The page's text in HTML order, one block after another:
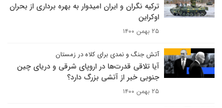
ترکیه نگران و ایران امیدوار به بهره برداری از بحران
اوکراین
۲۵ بهمن ۱۴۰۰
آتش جنگ و نمدی برای کلاه در زمستان
آیا تلاقی قدرت‌ها در اروپای شرقی و دریای چین
جنوبی خبر از آتشی بزرگ دارد؟
۲۵ بهمن ۱۴۰۰